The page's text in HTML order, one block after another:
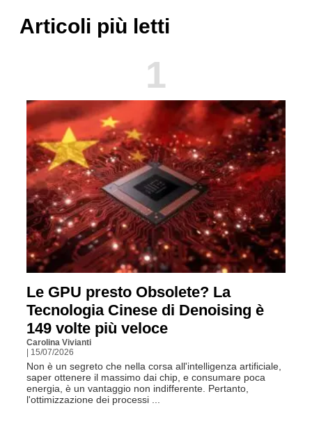
Articoli più letti
1
Le GPU presto Obsolete? La
Tecnologia Cinese di Denoising è
149 volte più veloce
Carolina Vivianti
| 15/07/2026
Non è un segreto che nella corsa all'intelligenza artificiale,
saper ottenere il massimo dai chip, e consumare poca
energia, è un vantaggio non indifferente. Pertanto,
l'ottimizzazione dei processi ...